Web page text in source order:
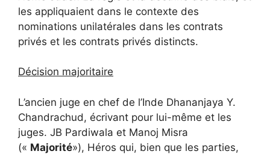
les appliquaient dans le contexte des
nominations unilatérales dans les contrats
privés et les contrats privés distincts.
Décision majoritaire
L’ancien juge en chef de l’Inde Dhananjaya Y.
Chandrachud, écrivant pour lui-même et les
juges. JB Pardiwala et Manoj Misra
(« Majorité»), Héros qui, bien que les parties,